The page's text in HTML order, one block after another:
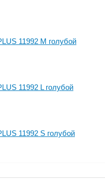
11992 M голубой
11992 L голубой
11992 S голубой